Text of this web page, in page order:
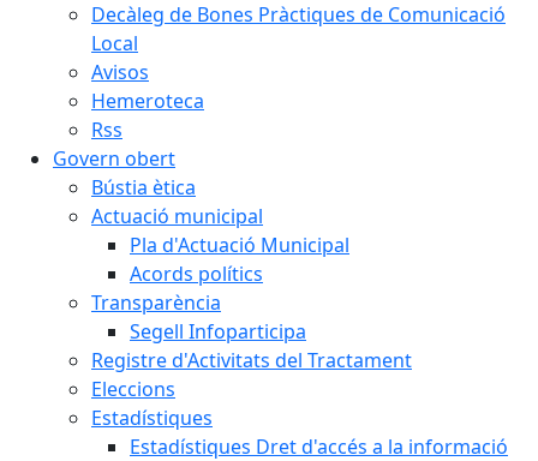
Decàleg de Bones Pràctiques de Comunicació
Local
Avisos
Hemeroteca
Rss
Govern obert
Bústia ètica
Actuació municipal
Pla d'Actuació Municipal
Acords polítics
Transparència
Segell Infoparticipa
Registre d'Activitats del Tractament
Eleccions
Estadístiques
Estadístiques Dret d'accés a la informació